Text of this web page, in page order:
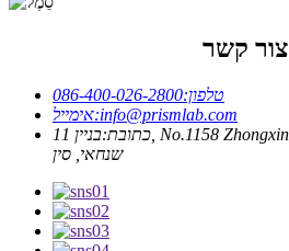
צור קשר
טלפון:086-400-026-2800
אימייל:info@prismlab.com
כתובת:
בניין 11, No.1158 Zhongxin Road, מחוז Songjiang,
שנחאי, סין